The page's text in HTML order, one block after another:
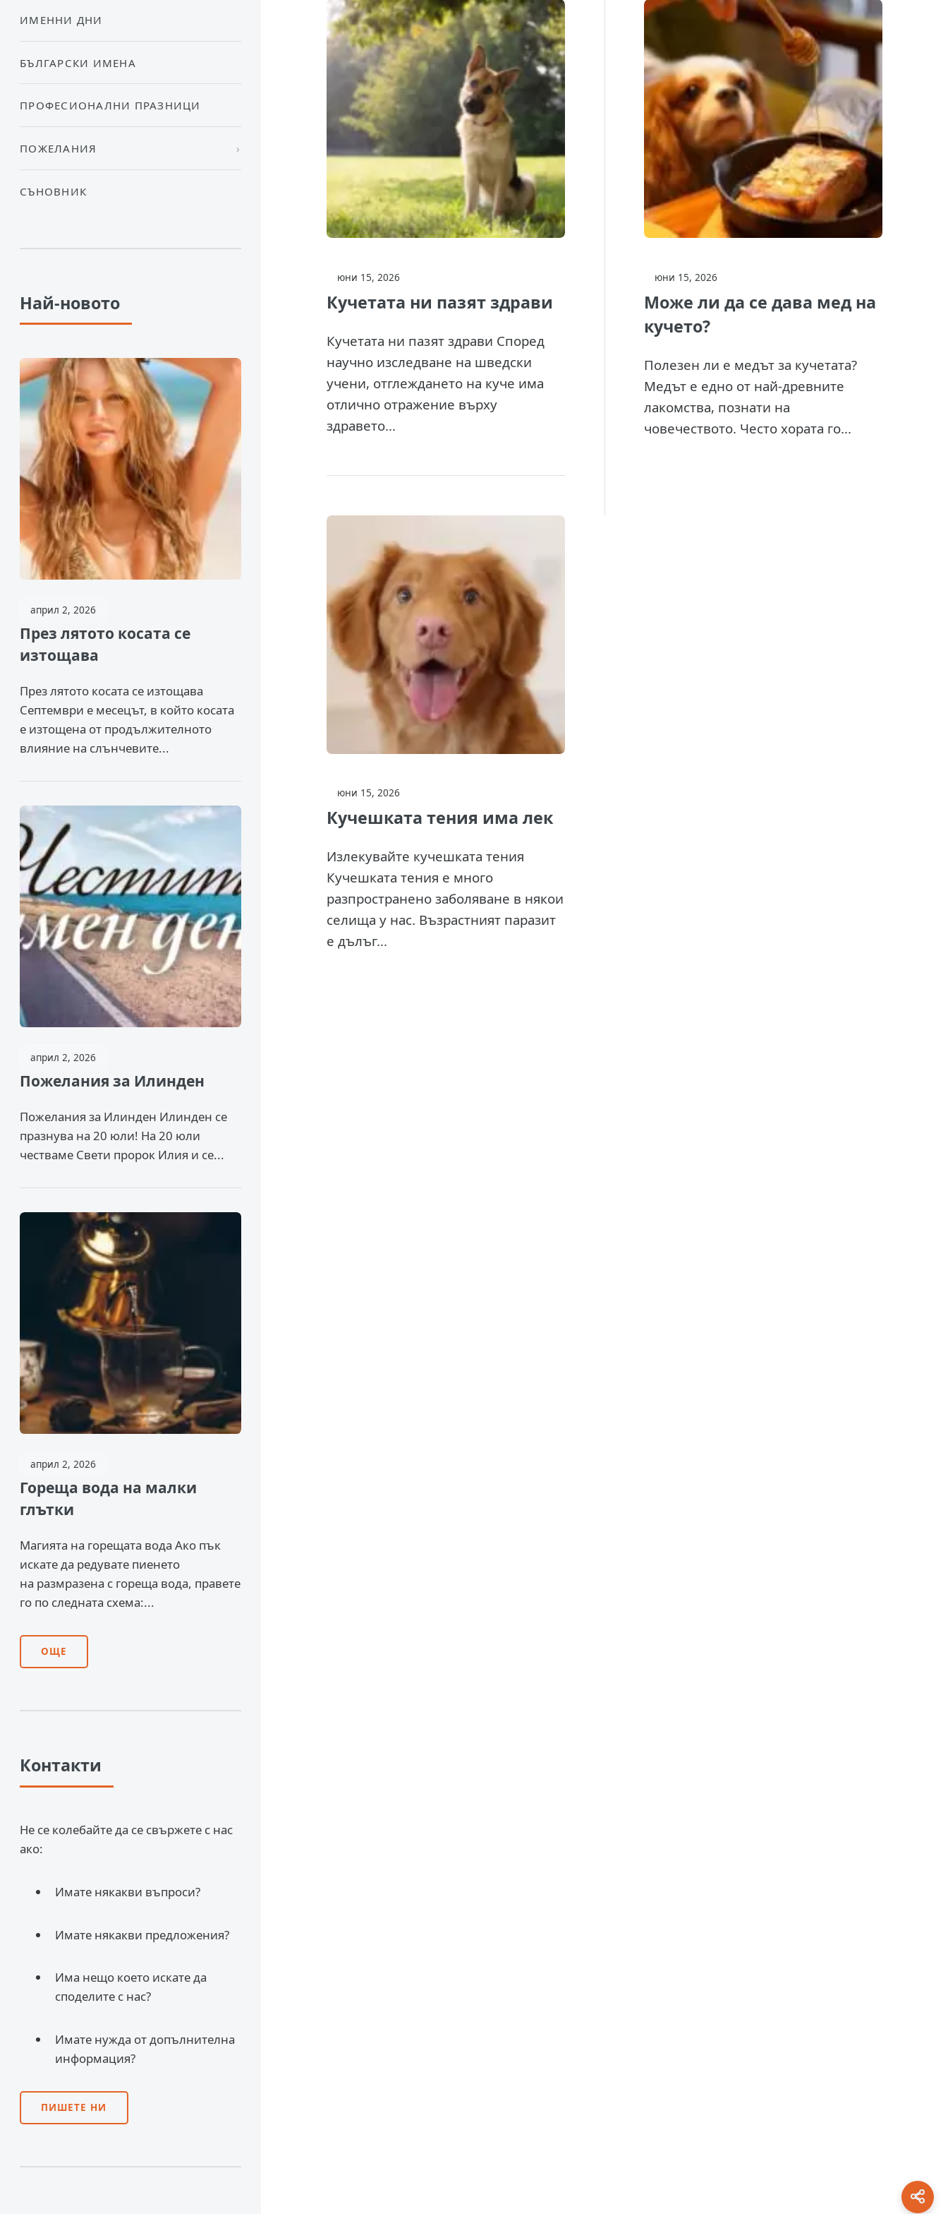
юни 15, 2026
Кучетата ни пазят здрави
Кучетата ни пазят здрави Според
научно изследване на шведски
учени, отглеждането на куче има
отлично отражение върху
здравето...
юни 15, 2026
Може ли да се дава мед на
кучето?
Полезен ли е медът за кучетата?
Медът е едно от най-древните
лакомства, познати на
човечеството. Често хората го...
юни 15, 2026
Кучешката тения има лек
Излекувайте кучешката тения
Кучешката тения е много
разпространено заболяване в някои
селища у нас. Възрастният паразит
е дълъг...
ИМЕННИ ДНИ
БЪЛГАРСКИ ИМЕНА
ПРОФЕСИОНАЛНИ ПРАЗНИЦИ
ПОЖЕЛАНИЯ
СЪНОВНИК
Най-новото
април 2, 2026
През лятото косата се
изтощава
През лятото косата се изтощава
Септември е месецът, в който косата
е изтощена от продължителното
влияние на слънчевите...
април 2, 2026
Пожелания за Илинден
Пожелания за Илинден Илинден се
празнува на 20 юли! На 20 юли
честваме Свети пророк Илия и се...
април 2, 2026
Гореща вода на малки
глътки
Магията на горещата вода Ако пък
искате да редувате пиенето
на размразена с гореща вода, правете
го по следната схема:...
ОЩЕ
Контакти
Не се колебайте да се свържете с нас
ако:
Имате някакви въпроси?
Имате някакви предложения?
Има нещо което искате да
споделите с нас?
Имате нужда от допълнителна
информация?
ПИШЕТЕ НИ